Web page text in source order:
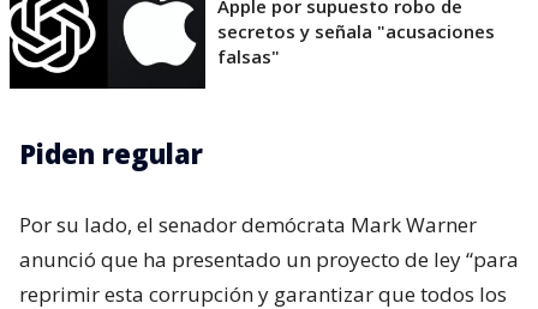
Apple por supuesto robo de
secretos y señala "acusaciones
falsas"
Piden regular
Por su lado, el senador demócrata Mark Warner
anunció que ha presentado un proyecto de ley “para
reprimir esta corrupción y garantizar que todos los